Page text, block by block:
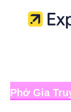
Phở Gia